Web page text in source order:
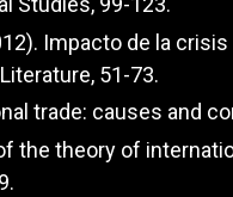
Impacto de la
51-73.
trade: causes and
the theory of